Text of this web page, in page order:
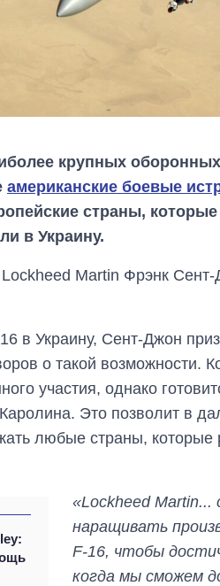
крупных
американские боевые
страны,
в Украину.
Martin Фрэнк
в Украину, Сент-Джон
о такой возможности.
участия, однако
Это позволит в
любые страны, которые
«Lockheed Martin...
наращивать
F-16, чтобы
когда мы сможем